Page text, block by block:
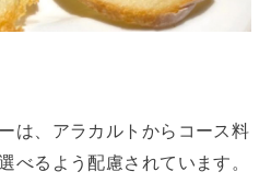
は、アラカルトからコース料
べるよう配慮されています。